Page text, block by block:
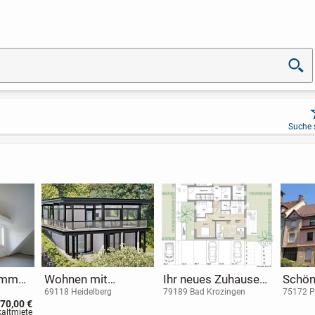
Suche
auf
€
Wohnen mit
Weitblick –
69118 Heidelberg
Ihr neues Zuhause
im Neubauvorhaben
79189 Bad Krozingen 75172